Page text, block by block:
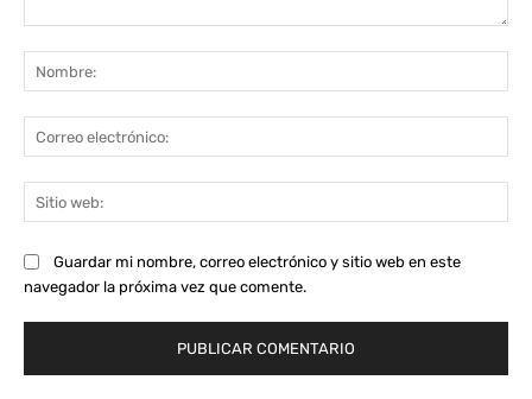
Guardar mi nombre, correo electrónico y sitio web en este
navegador la próxima vez que comente.